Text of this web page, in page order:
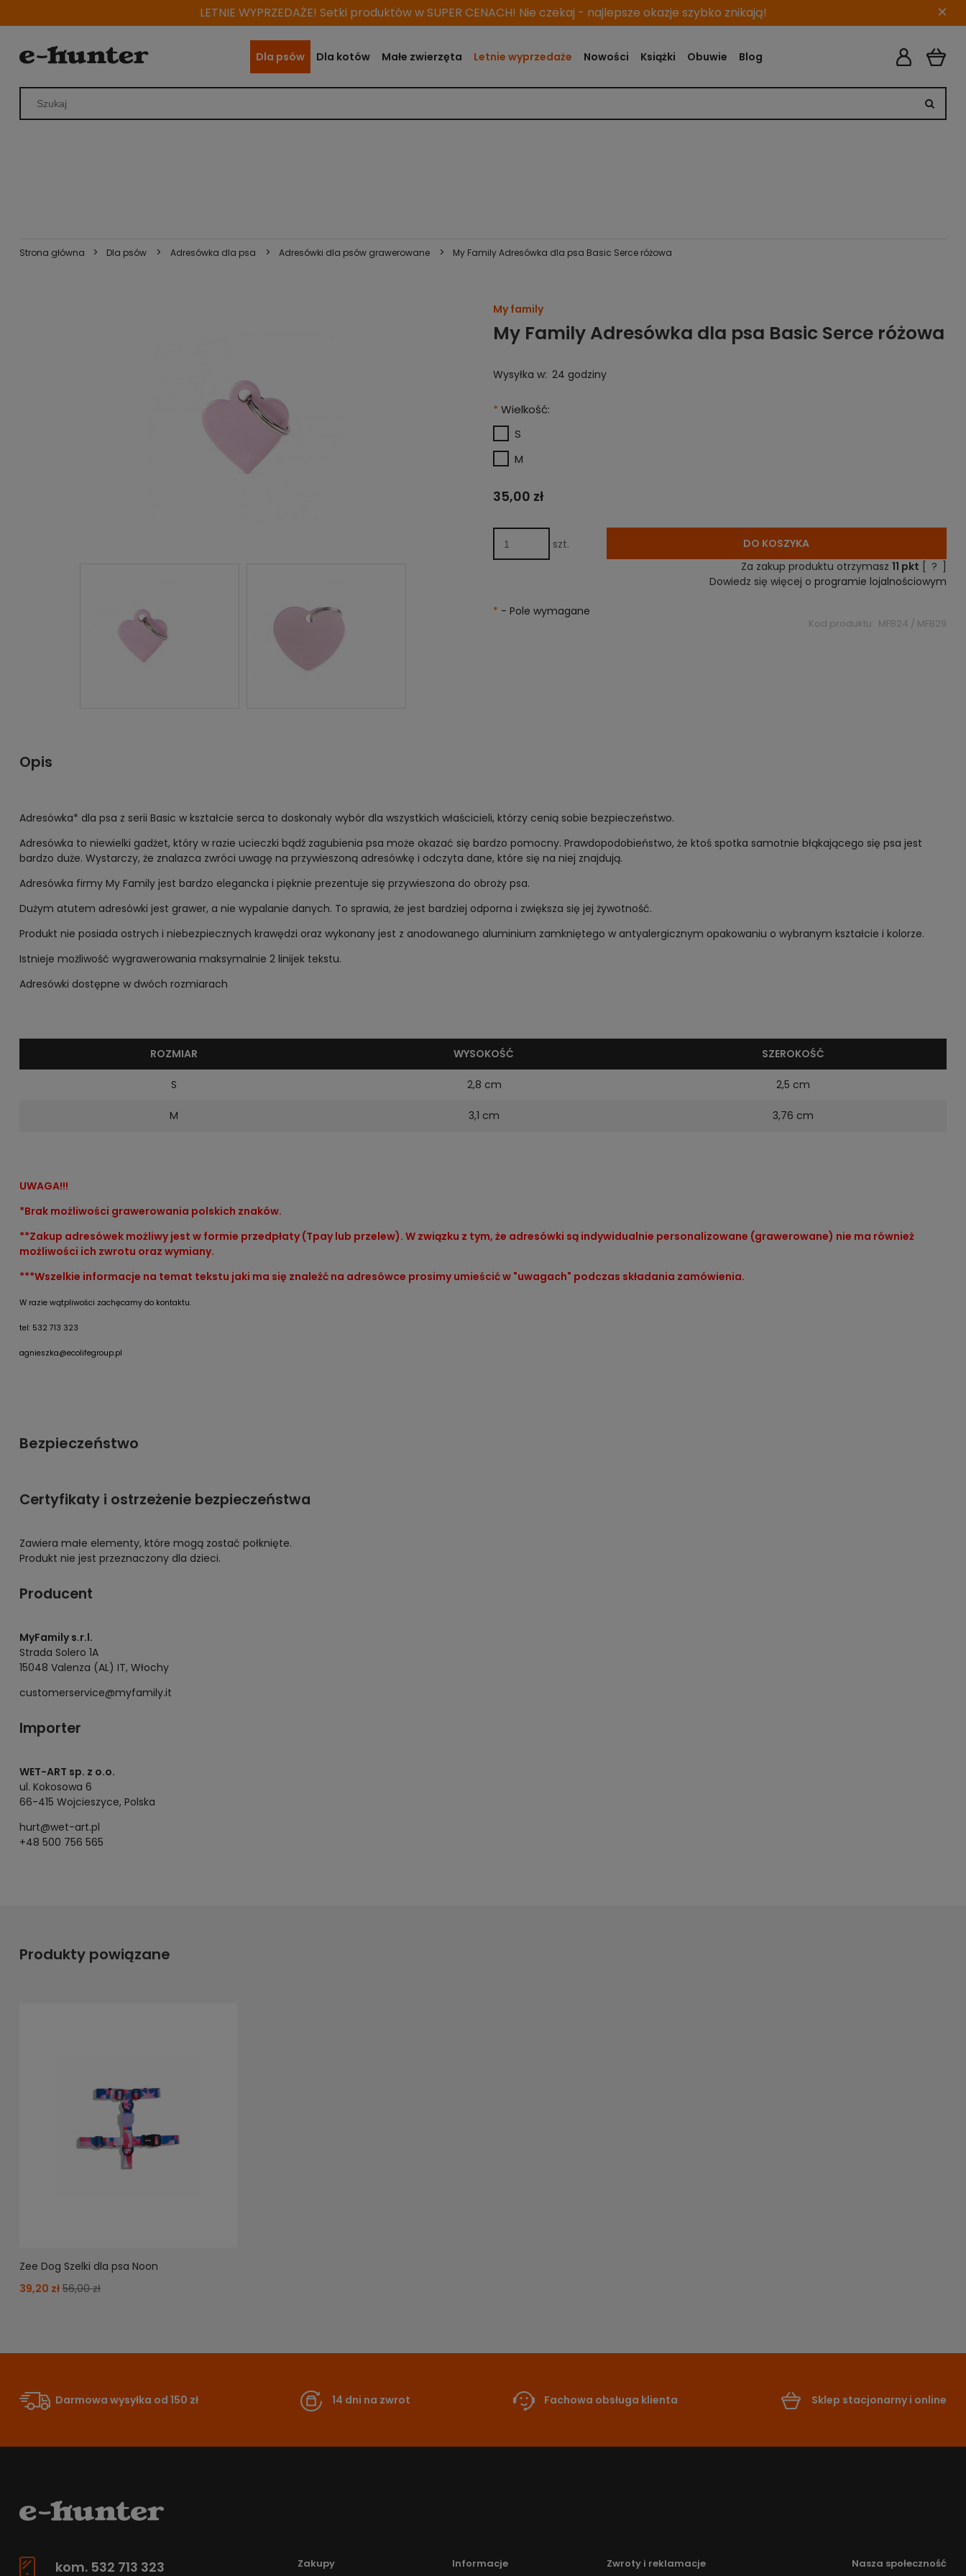
LETNIE WYPRZEDAŻE! Setki produktów w SUPER CENACH! Nie czekaj - najlepsze okazje szybko znikają! ×
Dla psów Dla kotów Małe zwierzęta Letnie wyprzedaże Nowości Książki Obuwie Blog
Strona główna > Dla psów > Adresówka dla psa > Adresówki dla psów grawerowane > My Family Adresówka dla psa Basic Serce różowa
My family
My Family Adresówka dla psa Basic Serce różowa
Wysyłka w: 24 godziny
* Wielkość:
S
M
35,00 zł
szt.
DO KOSZYKA
Za zakup produktu otrzymasz11 pkt ?
Dowiedz się więcej oprogramie lojalnościowym
* - Pole wymagane
Kod produktu: MFB24 / MFB29
Opis
Adresówka* dla psa z serii Basic w kształcie serca to doskonały wybór dla wszystkich właścicieli, którzy cenią sobie bezpieczeństwo.
Adresówka to niewielki gadżet, który w razie ucieczki bądź zagubienia psa może okazać się bardzo pomocny. Prawdopodobieństwo, że ktoś spotka samotnie błąkającego się psa jest
bardzo duże. Wystarczy, że znalazca zwróci uwagę na przywieszoną adresówkę i odczyta dane, które się na niej znajdują.
Adresówka firmy My Family jest bardzo elegancka i pięknie prezentuje się przywieszona do obroży psa.
Dużym atutem adresówki jest grawer, a nie wypalanie danych. To sprawia, że jest bardziej odporna i zwiększa się jej żywotność.
Produkt nie posiada ostrych i niebezpiecznych krawędzi oraz wykonany jest z anodowanego aluminium zamkniętego w antyalergicznym opakowaniu o wybranym kształcie i kolorze.
Istnieje możliwość wygrawerowania maksymalnie 2 linijek tekstu.
Adresówki dostępne w dwóch rozmiarach
ROZMIAR WYSOKOŚĆ SZEROKOŚĆ
S 2,8 cm 2,5 cm
M 3,1 cm 3,76 cm
UWAGA!!!
*Brak możliwości grawerowania polskich znaków.
**Zakup adresówek możliwy jest w formie przedpłaty (Tpay lub przelew). W związku z tym, że adresówki są indywidualnie personalizowane (grawerowane) nie ma również
możliwości ich zwrotu oraz wymiany.
***Wszelkie informacje na temat tekstu jaki ma się znaleźć na adresówce prosimy umieścić w "uwagach" podczas składania zamówienia.
W razie wątpliwości zachęcamy do kontaktu.
tel: 532 713 323
agnieszka@ecolifegroup.pl
Bezpieczeństwo
Certyfikaty i ostrzeżenie bezpieczeństwa
Zawiera małe elementy, które mogą zostać połknięte.
Produkt nie jest przeznaczony dla dzieci.
Producent
MyFamily s.r.l.
Strada Solero 1A
15048 Valenza (AL) IT, Włochy
customerservice@myfamily.it
Importer
WET-ART sp. z o.o.
ul. Kokosowa 6
66-415 Wojcieszyce, Polska
hurt@wet-art.pl
+48 500 756 565
Produkty powiązane
Zee Dog Szelki dla psa Noon
39,20 zł 56,00 zł
Darmowa wysyłka od 150 zł 14 dni na zwrot Fachowa obsługa klienta Sklep stacjonarny i online
kom. 532 713 323 Zakupy Informacje Zwroty i reklamacje Nasza społeczność